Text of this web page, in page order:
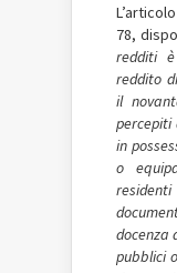
78,
redditi
reddito
il
percepiti
in
o
docenza
pubblici